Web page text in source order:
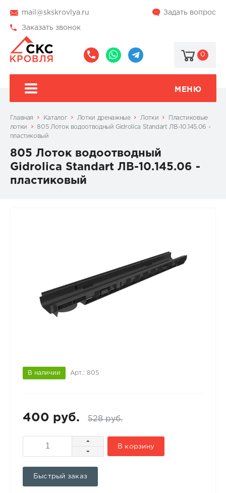
mail@skskrovlya.ru Задать вопрос
Заказать звонок
0
МЕНЮ
Главная Каталог Лотки дренажные Лотки
Пластиковые
лотки
805 Лоток водоотводный Gidrolica Standart ЛВ-10.145.06 -
пластиковый
805 Лоток водоотводный
Gidrolica Standart ЛВ-10.145.06 -
пластиковый
В наличии Арт.: 805
400 руб. 528 руб.
В корзину
Быстрый заказ